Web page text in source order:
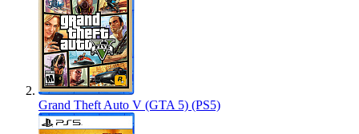
Grand Theft Auto V (GTA 5) (PS5)